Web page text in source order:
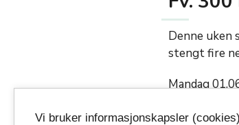
Denne uken
stengt fire
Mandag
Neste uke
Vi bruker informasjonskapsler (cookies)